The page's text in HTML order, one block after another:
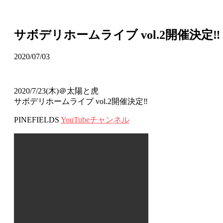
サボデリホームライブ vol.2開催決定‼
2020/07/03
2020/7/23(木)＠太陽と虎
サボデリホームライブ vol.2開催決定‼
PINEFIELDS YouTubeチャンネル